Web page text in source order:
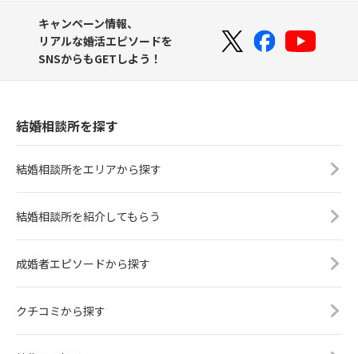
キャンペーン情報、
リアルな婚活エピソードを
SNSからもGETしよう！
結婚相談所を探す
結婚相談所をエリアから探す
結婚相談所を紹介してもらう
成婚者エピソードから探す
クチコミから探す